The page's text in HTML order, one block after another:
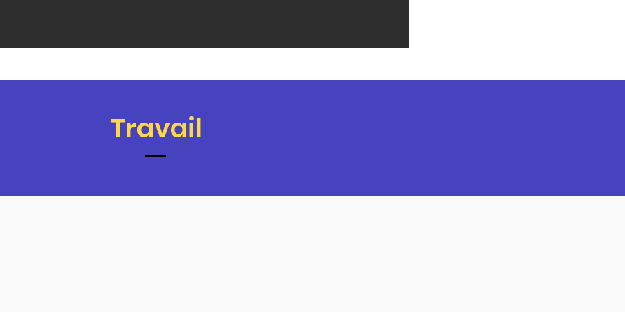
Travail